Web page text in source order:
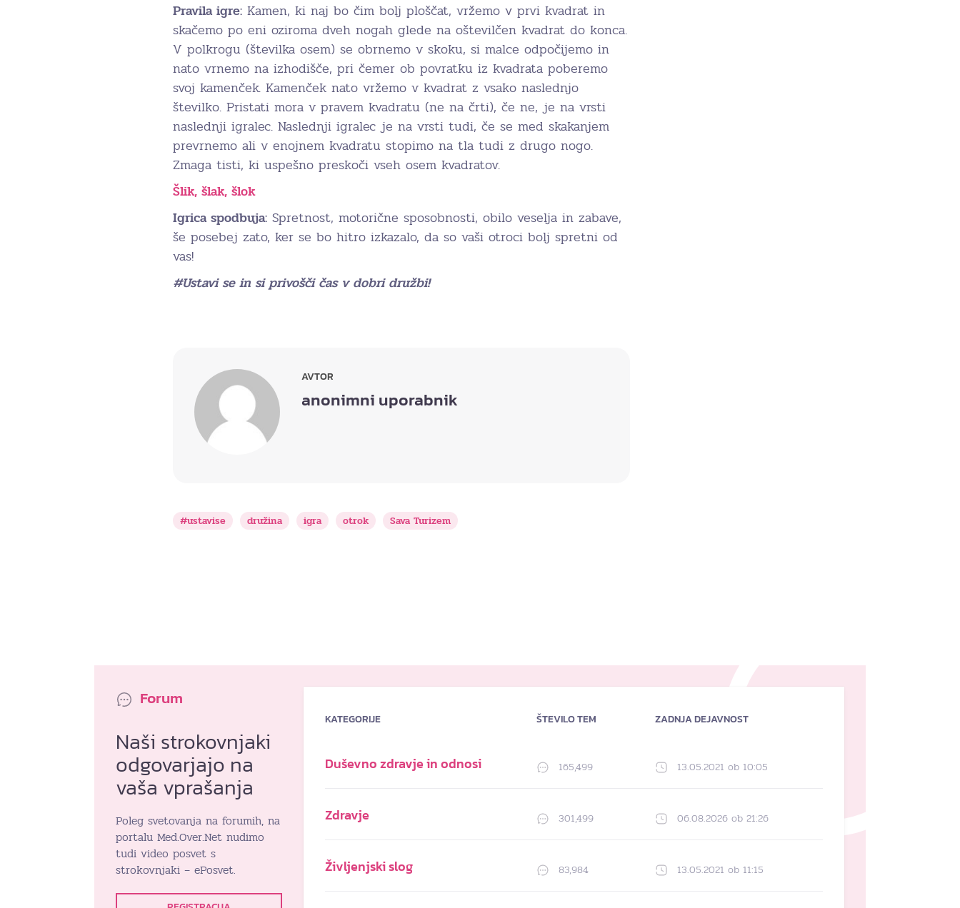
Pravila igre: Kamen, ki naj bo čim bolj ploščat, vržemo v prvi kvadrat in
skačemo po eni oziroma dveh nogah glede na oštevilčen kvadrat do konca.
V polkrogu (številka osem) se obrnemo v skoku, si malce odpočijemo in
nato vrnemo na izhodišče, pri čemer ob povratku iz kvadrata poberemo
svoj kamenček. Kamenček nato vržemo v kvadrat z vsako naslednjo
številko. Pristati mora v pravem kvadratu (ne na črti), če ne, je na vrsti
naslednji igralec. Naslednji igralec je na vrsti tudi, če se med skakanjem
prevrnemo ali v enojnem kvadratu stopimo na tla tudi z drugo nogo.
Zmaga tisti, ki uspešno preskoči vseh osem kvadratov.
Šlik, šlak, šlok
Igrica spodbuja: Spretnost, motorične sposobnosti, obilo veselja in zabave,
še posebej zato, ker se bo hitro izkazalo, da so vaši otroci bolj spretni od
vas!
#Ustavi se in si privošči čas v dobri družbi!
AVTOR
anonimni uporabnik
#ustavise družina igra otrok Sava Turizem
Forum
Naši strokovnjaki
odgovarjajo na
vaša vprašanja
Poleg svetovanja na forumih, na
portalu Med.Over.Net nudimo
tudi video posvet s
strokovnjaki – ePosvet.
KATEGORIJE ŠTEVILO TEM ZADNJA DEJAVNOST
Duševno zdravje in odnosi 165,499 13.05.2021 ob 10:05
Zdravje 301,499 06.08.2026 ob 21:26
Življenjski slog 83,984 13.05.2021 ob 11:15